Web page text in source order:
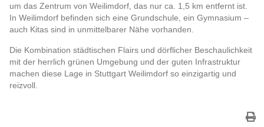
um das Zentrum von Weilimdorf, das nur ca. 1,5 km entfernt ist.
In Weilimdorf befinden sich eine Grundschule, ein Gymnasium –
auch Kitas sind in unmittelbarer Nähe vorhanden.
Die Kombination städtischen Flairs und dörflicher Beschaulichkeit
mit der herrlich grünen Umgebung und der guten Infrastruktur
machen diese Lage in Stuttgart Weilimdorf so einzigartig und
reizvoll.